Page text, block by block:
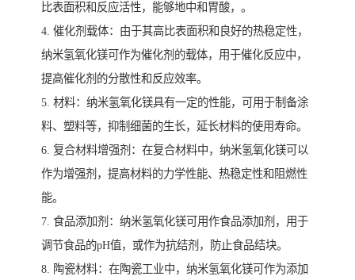
比表面积和反应活性，能够地中和胃酸，。
4. 催化剂载体：由于其高比表面积和良好的热稳定性，
纳米氢氧化镁可作为催化剂的载体，用于催化反应中，
提高催化剂的分散性和反应效率。
5. 材料：纳米氢氧化镁具有一定的性能，可用于制备涂
料、塑料等，抑制细菌的生长，延长材料的使用寿命。
6. 复合材料增强剂：在复合材料中，纳米氢氧化镁可以
作为增强剂，提高材料的力学性能、热稳定性和阻燃性
能。
7. 食品添加剂：纳米氢氧化镁可用作食品添加剂，用于
调节食品的pH值，或作为抗结剂，防止食品结块。
8. 陶瓷材料：在陶瓷工业中，纳米氢氧化镁可作为添加